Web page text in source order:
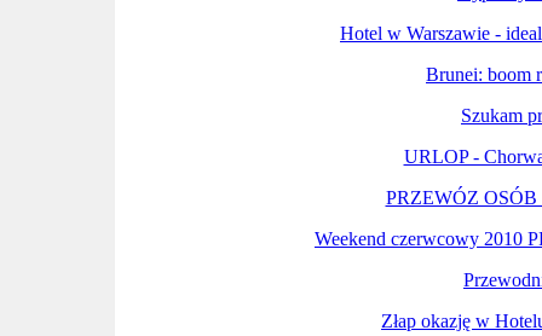
Hotel w Warszawie -
Brunei: boom
Szukam
URLOP -
PRZEWÓZ
Weekend czerwcowy 2010
Złap okazję w